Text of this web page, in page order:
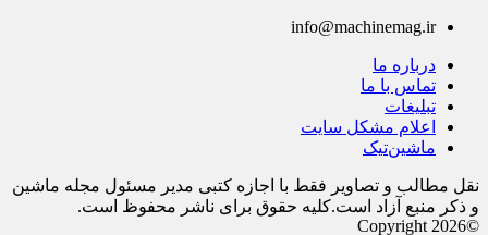
info@machinemag.ir
درباره ما
تماس با ما
تبلیغات
اعلام مشکل سایت
ماشین‌تیک
نقل مطالب و تصاویر فقط با اجازه کتبی مدیر مسئول مجله ماشین
و ذکر منبع آزاد است.کلیه حقوق برای ناشر محفوظ است.
©Copyright 2026